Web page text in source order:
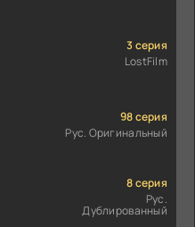
3 серия
LostFilm
98 серия
Рус. Оригинальный
8 серия
Рус.
Дублированный